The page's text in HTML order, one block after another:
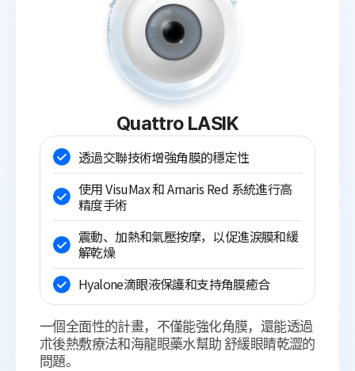
Quattro LASIK
透過交聯技術增強角膜的穩定性
使用 VisuMax 和 Amaris Red 系統進行高
精度手術
震動、加熱和氣壓按摩，以促進淚膜和緩
解乾燥
Hyalone滴眼液保護和支持角膜癒合
一個全面性的計畫，不僅能強化角膜，還能透過
朮後熱敷療法和海龍眼藥水幫助 舒緩眼睛乾澀的
問題。